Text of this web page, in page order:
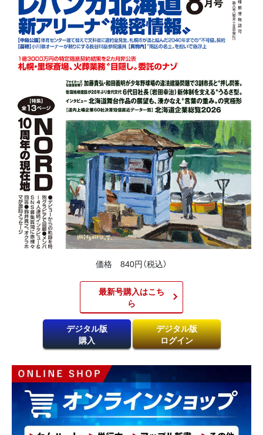
価格 840円（税込）
最新号購入はこち
ら​
デジタル版
購入
デジタル版
ログイン